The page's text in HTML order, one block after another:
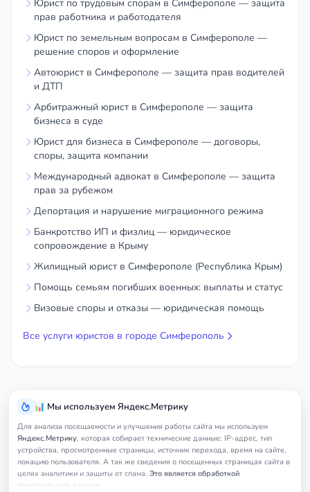
📊 Мы используем Яндекс.Метрику
Для анализа посещаемости и улучшения работы сайта мы используем
Яндекс.Метрику, которая собирает технические данные: IP-адрес, тип
устройства, просмотренные страницы, источник перехода, время на сайте,
локацию пользователя. А так же сведения о посещенных страницах сайта в
целях аналитики и защиты от спама. Это является обработкой
персональных данных.
разрешить конфликт, добиться справедливого
решения суда и минимизировать негативные
последствия.
Юрист по трудовым спорам в Симферополе — защита
прав работника и работодателя
Юрист по земельным вопросам в Симферополе —
решение споров и оформление
Автоюрист в Симферополе — защита прав водителей
и ДТП
Арбитражный юрист в Симферополе — защита
бизнеса в суде
Юрист для бизнеса в Симферополе — договоры,
споры, защита компании
Международный адвокат в Симферополе — защита
прав за рубежом
Депортация и нарушение миграционного режима
Банкротство ИП и физлиц — юридическое
сопровождение в Крыму
Жилищный юрист в Симферополе (Республика Крым)
Помощь семьям погибших военных: выплаты и статус
Визовые споры и отказы — юридическая помощь
Все услуги юристов в городе Симферополь